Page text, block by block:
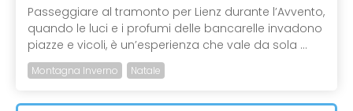
Passeggiare al tramonto per Lienz durante l’Avvento,
quando le luci e i profumi delle bancarelle invadono
piazze e vicoli, è un’esperienza che vale da sola ...
Montagna Inverno Natale